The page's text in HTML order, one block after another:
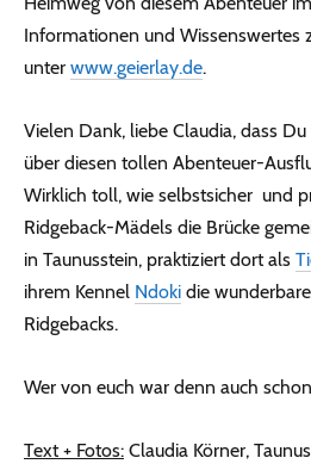
Informationen und Wissenswertes
unter www.geierlay.de.
Vielen Dank, liebe Claudia, dass
über diesen tollen Abenteuer-
Wirklich toll, wie selbstsicher und
Ridgeback-Mädels die Brücke
in Taunusstein, praktiziert dort als
ihrem Kennel Ndoki die
Ridgebacks.
Wer von euch war denn auch
Text + Fotos: Claudia Körner,